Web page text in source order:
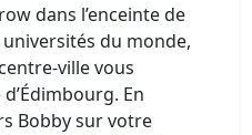
dans l’enceinte de
universités du monde,
ville vous
En
Bobby sur votre